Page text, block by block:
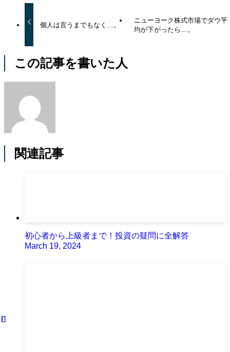
個人は言うまでもなく…。
ニューヨーク株式市場でダウ平
均が下がったら…。
この記事を書いた人
関連記事
初心者から上級者まで！投資の疑問に全解答
March 19, 2024